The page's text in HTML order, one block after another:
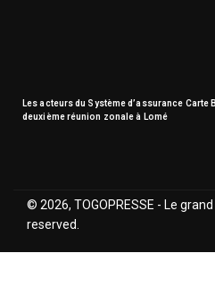
Les acteurs du Système d’assurance Carte
deuxième réunion zonale à Lomé
© 2026, TOGOPRESSE - Le
reserved.